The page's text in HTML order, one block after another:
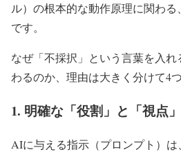
ル）の根本的な動作原理に関わ
です。
なぜ「不採択」という言葉を入
わるのか、理由は大きく分けて4つ
1. 明確な「役割」と「視点
AIに与える指示（プロンプト）は